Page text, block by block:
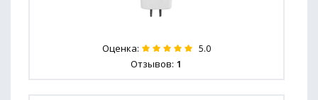
Оценка: 5.0
Отзывов: 1